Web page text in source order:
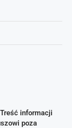
informacji
poza